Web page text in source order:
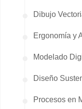
Dibujo
Ergonomía y
Modelado
Diseño
Procesos en